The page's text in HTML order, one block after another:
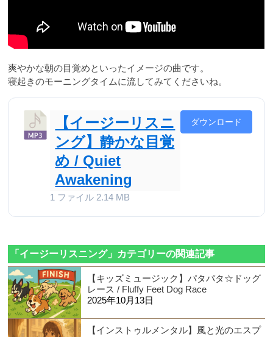
爽やかな朝の目覚めといったイメージの曲です。
寝起きのモーニングタイムに流してみてくださいね。
【イージーリスニ
ング】静かな目覚
め / Quiet
Awakening
1 ファイル 2.14 MB
ダウンロード
「イージーリスニング」カテゴリーの関連記事
【キッズミュージック】パタパタ☆ドッグ
レース / Fluffy Feet Dog Race
2025年10月13日
【インストゥルメンタル】風と光のエスプ